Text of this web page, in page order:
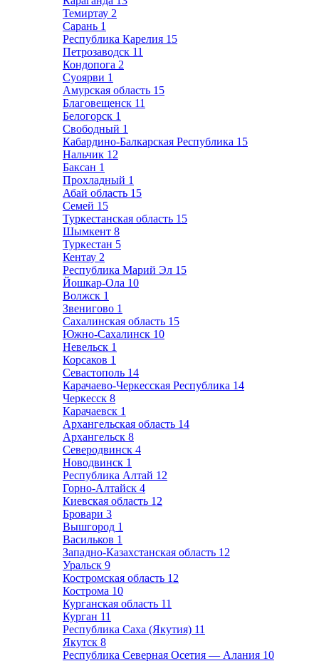
Темиртау 2
Сарань 1
Республика Карелия 15
Петрозаводск 11
Кондопога 2
Суоярви 1
Амурская область 15
Благовещенск 11
Белогорск 1
Свободный 1
Кабардино-Балкарская Республика 15
Нальчик 12
Баксан 1
Прохладный 1
Абай область 15
Семей 15
Туркестанская область 15
Шымкент 8
Туркестан 5
Кентау 2
Республика Марий Эл 15
Йошкар-Ола 10
Волжск 1
Звенигово 1
Сахалинская область 15
Южно-Сахалинск 10
Невельск 1
Корсаков 1
Севастополь 14
Карачаево-Черкесская Республика 14
Черкесск 8
Карачаевск 1
Архангельская область 14
Архангельск 8
Северодвинск 4
Новодвинск 1
Республика Алтай 12
Горно-Алтайск 4
Киевская область 12
Бровари 3
Вышгород 1
Васильков 1
Западно-Казахстанская область 12
Уральск 9
Костромская область 12
Кострома 10
Курганская область 11
Курган 11
Республика Саха (Якутия) 11
Якутск 8
Республика Северная Осетия — Алания 10